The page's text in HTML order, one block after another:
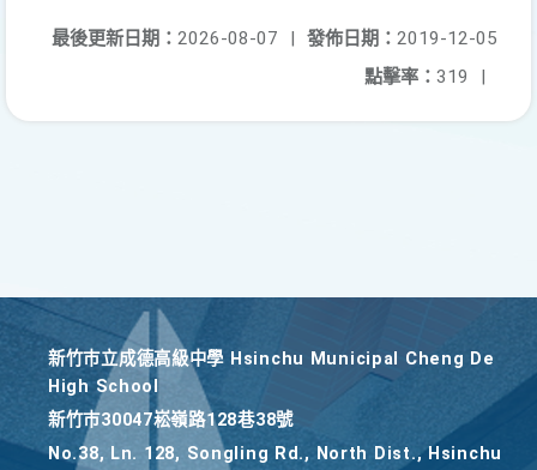
發佈日期： 2019-12-05
最後更新日期： 2026-08-07
|
點擊率： 319 |
新竹巿立成德高級中學 Hsinchu Municipal Cheng De
High School
新竹巿30047崧嶺路128巷38號
No.38, Ln. 128, Songling Rd., North Dist., Hsinchu